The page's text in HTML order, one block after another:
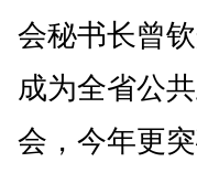
会秘书长曾
成为全省公
会，今年更